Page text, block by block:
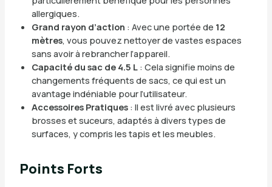
allergiques.
Grand rayon d’action : Avec une portée de 12
mètres, vous pouvez nettoyer de vastes espaces
sans avoir à rebrancher l’appareil.
Capacité du sac de 4.5 L: Cela signifie moins de
changements fréquents de sacs, ce qui est un
avantage indéniable pour l’utilisateur.
Accessoires Pratiques: Il est livré avec plusieurs
brosses et suceurs, adaptés à divers types de
surfaces, y compris les tapis et les meubles.
Points Forts